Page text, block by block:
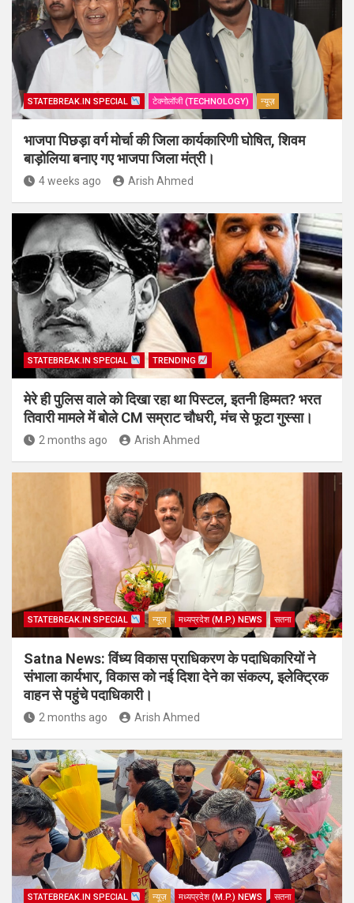
STATEBREAK.IN SPECIAL टेक्नोलॉजी (TECHNOLOGY) न्यूज़
भाजपा पिछड़ा वर्ग मोर्चा की जिला कार्यकारिणी घोषित, शिवम
बाड़ोलिया बनाए गए भाजपा जिला मंत्री।
4 weeks ago Arish Ahmed
STATEBREAK.IN SPECIAL TRENDING
मेरे ही पुलिस वाले को दिखा रहा था पिस्टल, इतनी हिम्मत? भरत
तिवारी मामले में बोले CM सम्राट चौधरी, मंच से फूटा गुस्सा।
2 months ago Arish Ahmed
STATEBREAK.IN SPECIAL न्यूज़ मध्यप्रदेश (M.P.) NEWS सतना
Satna News: विंध्य विकास प्राधिकरण के पदाधिकारियों ने
संभाला कार्यभार, विकास को नई दिशा देने का संकल्प, इलेक्ट्रिक
वाहन से पहुंचे पदाधिकारी।
2 months ago Arish Ahmed
STATEBREAK.IN SPECIAL न्यूज़ मध्यप्रदेश (M.P.) NEWS सतना